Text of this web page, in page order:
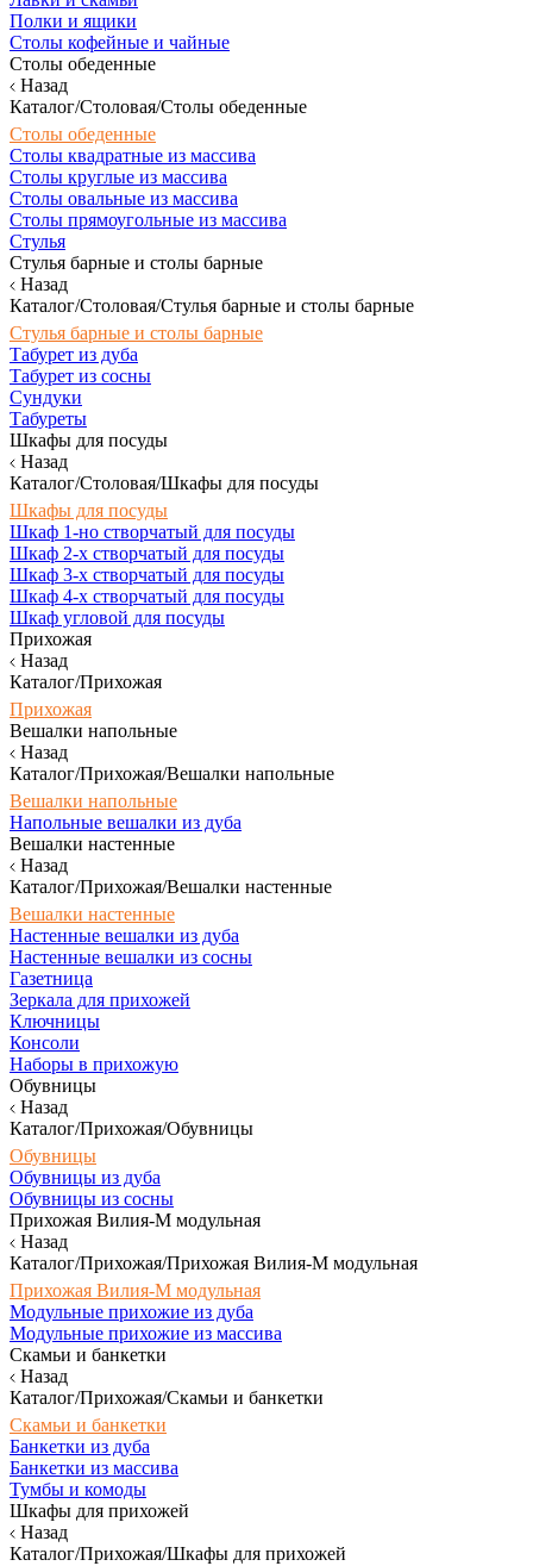
Полки и ящики
Столы кофейные и чайные
Столы обеденные
Назад
Каталог/Столовая/Столы обеденные
Столы обеденные
Столы квадратные из массива
Столы круглые из массива
Столы овальные из массива
Столы прямоугольные из массива
Стулья
Стулья барные и столы барные
Назад
Каталог/Столовая/Стулья барные и столы барные
Стулья барные и столы барные
Табурет из дуба
Табурет из сосны
Сундуки
Табуреты
Шкафы для посуды
Назад
Каталог/Столовая/Шкафы для посуды
Шкафы для посуды
Шкаф 1-но створчатый для посуды
Шкаф 2-х створчатый для посуды
Шкаф 3-х створчатый для посуды
Шкаф 4-х створчатый для посуды
Шкаф угловой для посуды
Прихожая
Назад
Каталог/Прихожая
Прихожая
Вешалки напольные
Назад
Каталог/Прихожая/Вешалки напольные
Вешалки напольные
Напольные вешалки из дуба
Вешалки настенные
Назад
Каталог/Прихожая/Вешалки настенные
Вешалки настенные
Настенные вешалки из дуба
Настенные вешалки из сосны
Газетница
Зеркала для прихожей
Ключницы
Консоли
Наборы в прихожую
Обувницы
Назад
Каталог/Прихожая/Обувницы
Обувницы
Обувницы из дуба
Обувницы из сосны
Прихожая Вилия-М модульная
Назад
Каталог/Прихожая/Прихожая Вилия-М модульная
Прихожая Вилия-М модульная
Модульные прихожие из дуба
Модульные прихожие из массива
Скамьи и банкетки
Назад
Каталог/Прихожая/Скамьи и банкетки
Скамьи и банкетки
Банкетки из дуба
Банкетки из массива
Тумбы и комоды
Шкафы для прихожей
Назад
Каталог/Прихожая/Шкафы для прихожей